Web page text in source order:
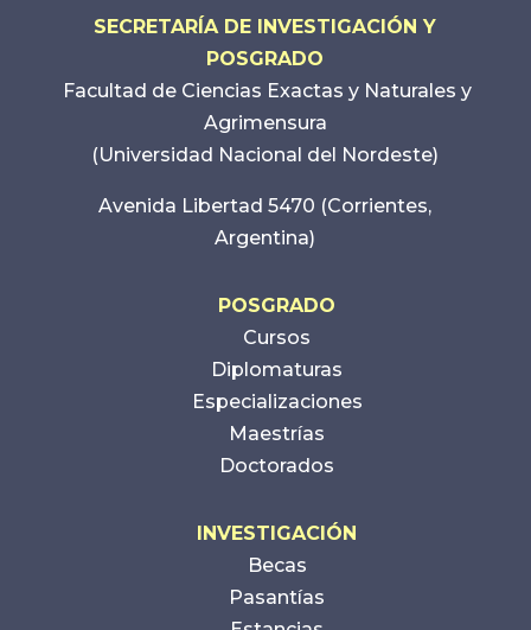
SECRETARÍA DE INVESTIGACIÓN Y
POSGRADO
Facultad de Ciencias Exactas y Naturales y
Agrimensura
(Universidad Nacional del Nordeste)
Avenida Libertad 5470 (Corrientes,
Argentina)
POSGRADO
Cursos
Diplomaturas
Especializaciones
Maestrías
Doctorados
INVESTIGACIÓN
Becas
Pasantías